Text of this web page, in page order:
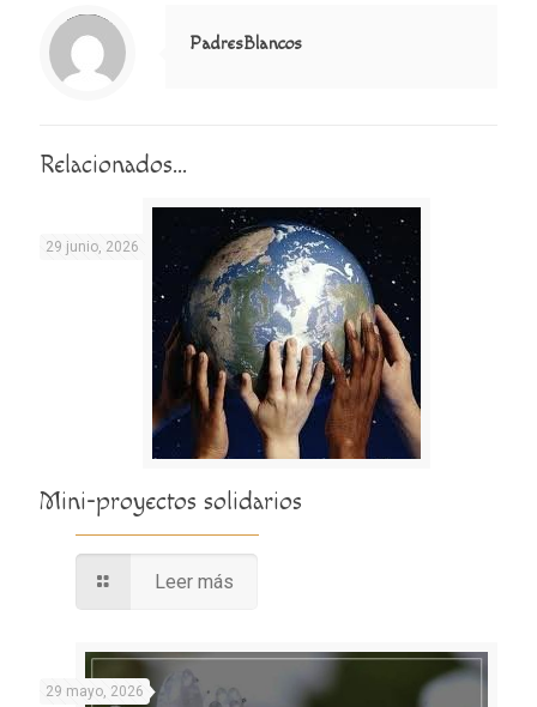
Notice
: Trying to access array offset on value of type null in
/home/misioner/public_html/padresblancos/themes/betheme/includes/content-single.php
on line
286
PadresBlancos
Relacionados...
29 junio, 2026
Mini-proyectos solidarios
Leer más
29 mayo, 2026